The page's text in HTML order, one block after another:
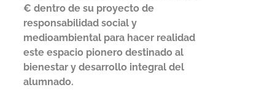
€ dentro de su proyecto de
responsabilidad social y
medioambiental para hacer realidad
este espacio pionero destinado al
bienestar y desarrollo integral del
alumnado.